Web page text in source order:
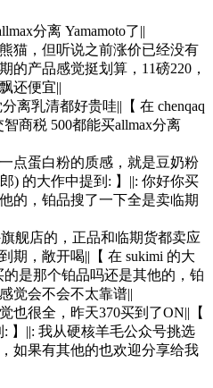
分离 Yamamoto了||
猫，但听说之前涨价已经没有
的产品感觉挺划算，11磅220，
还便宜||
离乳清都好贵哇||【 在 chenqaq
商税 500都能买allmax分离
点蛋白粉的质感，就是豆奶粉
) 的大作中提到: 】||: 你好你买
的，铂品搜了一下全是卖临期
舰店的，正品和临期货都卖应
期，敞开喝||【 在 sukimi 的大
的是那个铂品吗还是其他的，铂
觉会不会不太靠谱||
也很全，昨天370买到了ON||【
: 】||: 我从硬核羊毛公众号挑选
如果有其他的也欢迎分享给我